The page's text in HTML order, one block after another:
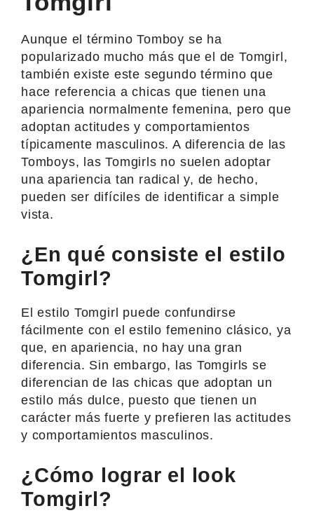
Aunque el término Tomboy se ha
popularizado mucho más que el de Tomgirl,
también existe este segundo término que
hace referencia a chicas que tienen una
apariencia normalmente femenina, pero que
adoptan actitudes y comportamientos
típicamente masculinos. A diferencia de las
Tomboys, las Tomgirls no suelen adoptar
una apariencia tan radical y, de hecho,
pueden ser difíciles de identificar a simple
vista.
¿En qué consiste el estilo
Tomgirl?
El estilo Tomgirl puede confundirse
fácilmente con el estilo femenino clásico, ya
que, en apariencia, no hay una gran
diferencia. Sin embargo, las Tomgirls se
diferencian de las chicas que adoptan un
estilo más dulce, puesto que tienen un
carácter más fuerte y prefieren las actitudes
y comportamientos masculinos.
¿Cómo lograr el look
Tomgirl?